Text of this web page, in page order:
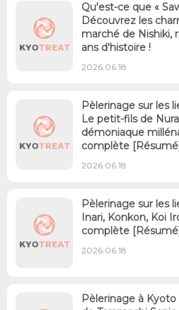
Qu'est-ce que «
Découvrez les
marché de Nishiki,
ans d'histoire !
2026.06.18
Pèlerinage sur les
Le petit-fils de
démoniaque
complète
2026.06.18
Pèlerinage sur les
Inari, Konkon, Koi
complète
2026.06.18
Pèlerinage à